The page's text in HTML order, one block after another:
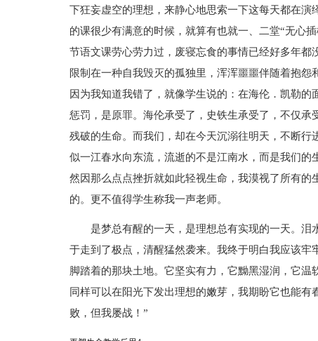
下狂妄虚空的理想，来静心地思索一下这每天都在
的课很少有满意的时候，就算有也就一、二堂“无心
节语文课劳心劳力过，废寝忘食的事情已经好多年
限制在一种自我毁灭的孤独里，浑浑噩噩伴随着抱怨
因为我知道我错了，就像学生说的：在海伦．凯勒
惩罚，是原罪。海伦承受了，史铁生承受了，不仅
残破的生命。而我们，却在今天沉溺往明天，不断
似一江春水向东流，流逝的不是江南水，而是我们
然因那么点点挫折就如此轻视生命，我漠视了所有
的。更不值得学生称我一声老师。
是梦总有醒的一天，是理想总有实现的一天。
于走到了极点，清醒猛然袭来。我终于明白我应该
脚踏着的那块土地。它坚实有力，它黝黑湿润，它温
同样可以在阳光下发出理想的嫩芽，我期盼它也能
败，但我屡战！”